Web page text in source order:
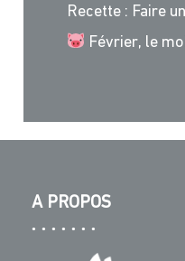
Recette : Faire
Février, le
A PROPOS